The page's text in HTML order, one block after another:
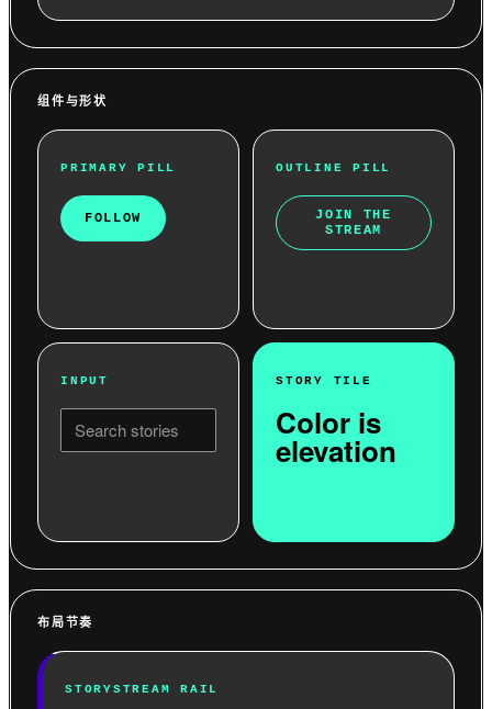
组件与形状
PRIMARY PILL
FOLLOW
OUTLINE PILL
JOIN THE
STREAM
INPUT
Search stories
STORY TILE
Color is
elevation
布局节奏
STORYSTREAM RAIL